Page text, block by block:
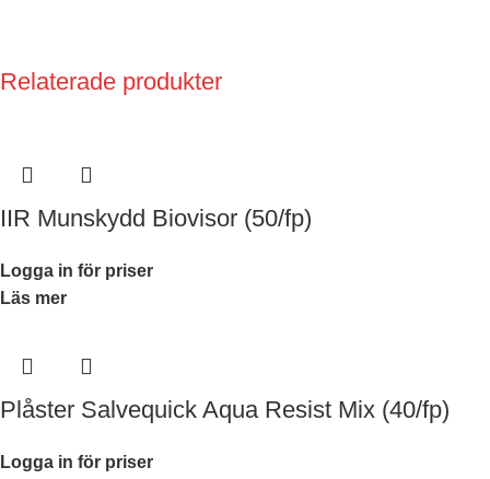
Relaterade produkter
IIR Munskydd Biovisor (50/fp)
Logga in för priser
Läs mer
Plåster Salvequick Aqua Resist Mix (40/fp)
Logga in för priser